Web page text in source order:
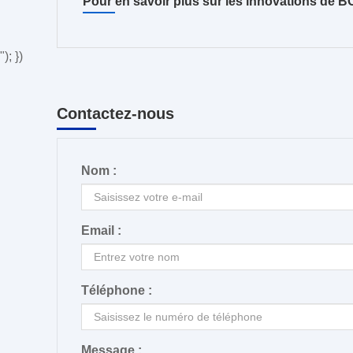
"); })
Contactez-nous
Nom :
Email :
Téléphone :
Message :